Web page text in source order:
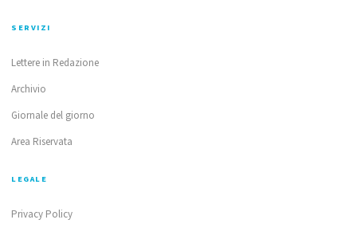
SERVIZI
Lettere in Redazione
Archivio
Giornale del giorno
Area Riservata
LEGALE
Privacy Policy